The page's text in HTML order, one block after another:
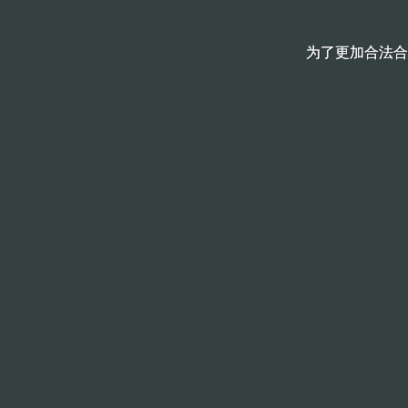
为了更加合法
为了更加合法